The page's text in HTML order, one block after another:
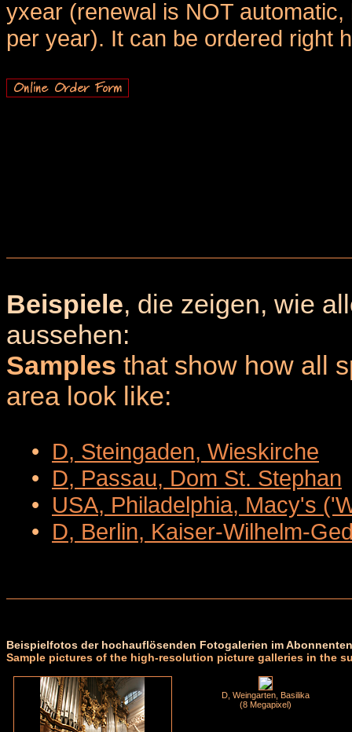
yxear (renewal is NOT
per year). It can be ordered right
Beispiele, die zeigen, wie
aussehen:
Samples that show how all
area look like:
• D, Steingaden, Wieskirche
• D, Passau, Dom St. Stephan
• USA, Philadelphia, Macy's
• D, Berlin, Kaiser-Wilhelm-
Beispielfotos der hochauflösenden Fotogalerien im
Sample pictures of the high-resolution picture galleries in the
D, Weingarten, Basilika
(8 Megapixel)